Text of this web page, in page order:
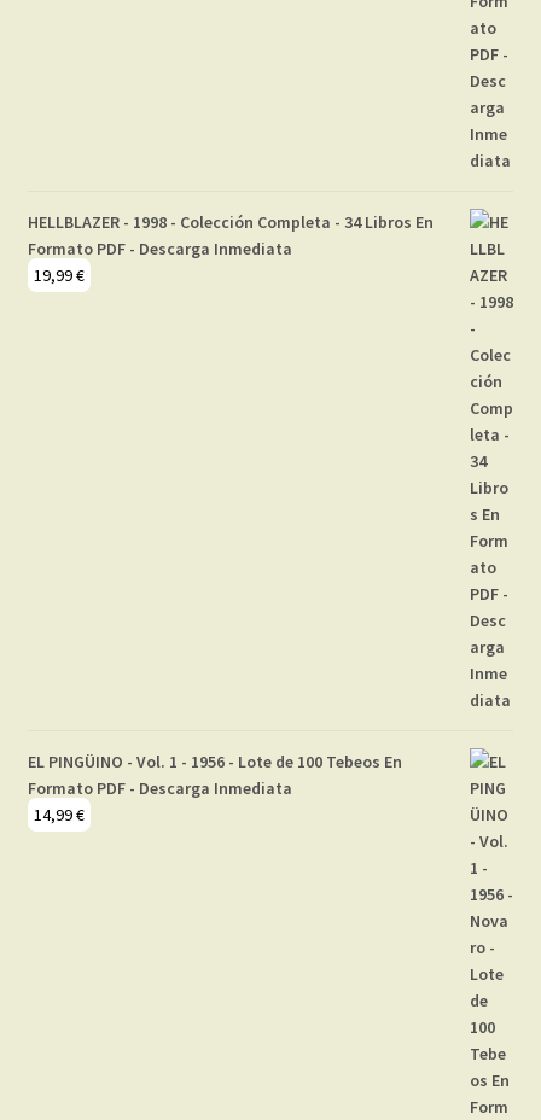
HELLBLAZER - 1998 - Colección Completa - 34 Libros En
Formato PDF - Descarga Inmediata
19,99€
EL PINGÜINO - Vol. 1 - 1956 - Lote de 100 Tebeos En
Formato PDF - Descarga Inmediata
14,99€